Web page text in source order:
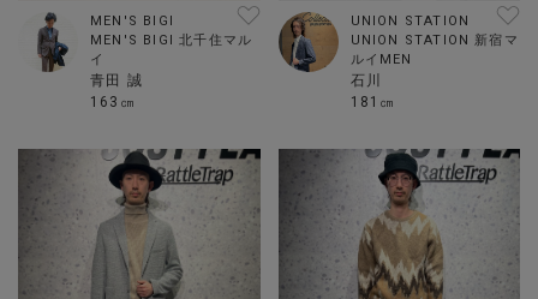
MEN'S BIGI
MEN'S BIGI 北千住マル
イ
青田 誠
163㎝
UNION STATION
UNION STATION 新宿マ
ルイMEN
石川
181㎝